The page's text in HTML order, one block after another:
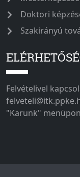
Doktori
Szakirányú
Felvételivel
"Karunk"